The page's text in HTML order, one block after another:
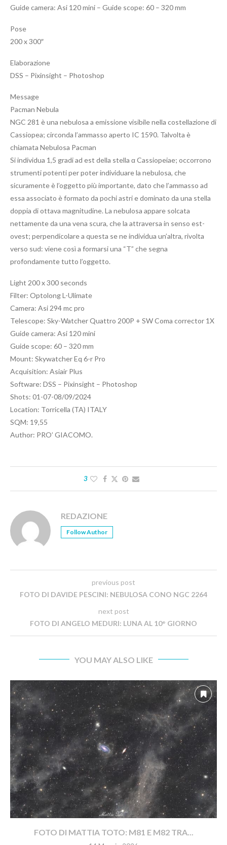
Guide camera: Asi 120 mini – Guide scope: 60 – 320 mm
Pose
200 x 300″
Elaborazione
DSS – Pixinsight – Photoshop
Message
Pacman Nebula
NGC 281 è una nebulosa a emissione visibile nella costellazione di
Cassiopea; circonda l’ammasso aperto IC 1590. Talvolta è
chiamata Nebulosa Pacman
Si individua 1,5 gradi ad est della stella α Cassiopeiae; occorrono
strumenti potenti per poter individuare la nebulosa, che
sicuramente è l’oggetto più importante, dato che l’ammasso ad
essa associato è formato da pochi astri e dominato da una stella
doppia di ottava magnitudine. La nebulosa appare solcata
nettamente da una vena scura, che la attraversa in senso est-
ovest; perpendicolare a questa se ne individua un’altra, rivolta
verso sud: viene così a formarsi una “T” che segna
profondamente tutto l’oggetto.
Light 200 x 300 seconds
Filter: Optolong L-Ulimate
Camera: Asi 294 mc pro
Telescope: Sky-Watcher Quattro 200P + SW Coma corrector 1X
Guide camera: Asi 120 mini
Guide scope: 60 – 320 mm
Mount: Skywatcher Eq 6-r Pro
Acquisition: Asiair Plus
Software: DSS – Pixinsight – Photoshop
Shots: 01-07-08/09/2024
Location: Torricella (TA) ITALY
SQM: 19,55
Author: PRO’ GIACOMO.
3
REDAZIONE
Follow Author
previous post
FOTO DI DAVIDE PESCINI: NEBULOSA CONO NGC 2264
next post
FOTO DI ANGELO MEDURI: LUNA AL 10° GIORNO
YOU MAY ALSO LIKE
FOTO DI MATTIA TOTO: M81 E M82 TRA...